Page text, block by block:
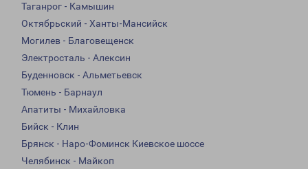
Таганрог - Камышин
Октябрьский - Ханты-Мансийск
Могилев - Благовещенск
Электросталь - Алексин
Буденновск - Альметьевск
Тюмень - Барнаул
Апатиты - Михайловка
Бийск - Клин
Брянск - Наро-Фоминск Киевское шоссе
Челябинск - Майкоп